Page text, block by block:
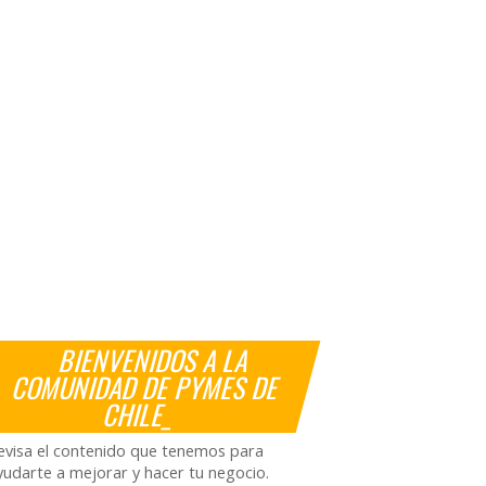
BIENVENIDOS A LA
COMUNIDAD DE PYMES DE
CHILE_
el contenido que tenemos para
a mejorar y hacer tu negocio.